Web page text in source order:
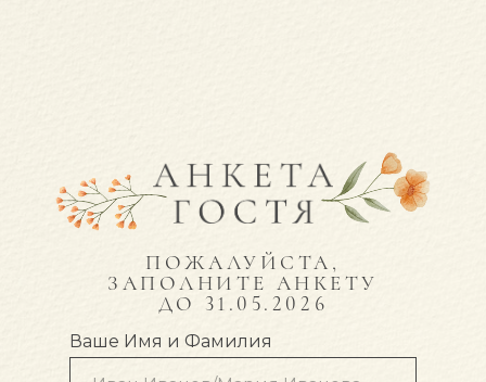
Ваше Имя и Фамилия
ПОЖАЛУЙСТА,
ЗАПОЛНИТЕ АНКЕТУ
ДО 31.05.2026